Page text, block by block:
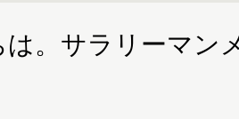
。サラリーマン